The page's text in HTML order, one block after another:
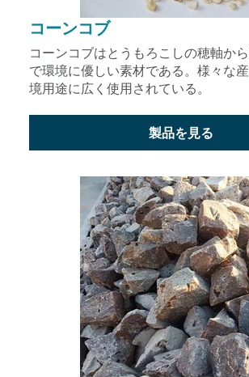
コーンコブ
コーンコブはとうもろこしの穂軸か
で環境に優しい素材である。様々な
境用途に広く使用されている。
製品を見る